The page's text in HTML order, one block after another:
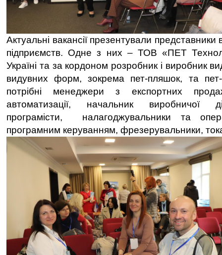
Актуальні вакансії презентували представники
підприємств. Одне з них – ТОВ «ПЕТ
Україні та за кордоном розробник і виробник
видувних форм, зокрема пет-пляшок, та пет-
потрібні менеджери з експортних
автоматизації, начальник виробничої
програмісти, налагоджувальники та
програмним керуванням, фрезерувальники,